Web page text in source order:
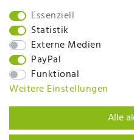
Essenziell
Statistik
Externe Medien
PayPal
Funktional
Weitere Einstellungen
Alle